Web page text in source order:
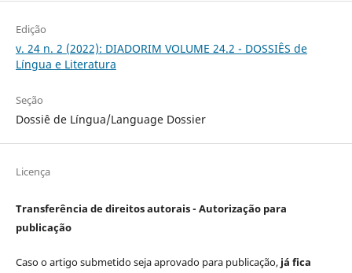
Edição
v. 24 n. 2 (2022): DIADORIM VOLUME 24.2 - DOSSIÊS de
Língua e Literatura
Seção
Dossiê de Língua/Language Dossier
Licença
Transferência de direitos autorais - Autorização para
publicação
Caso o artigo submetido seja aprovado para publicação, já fica